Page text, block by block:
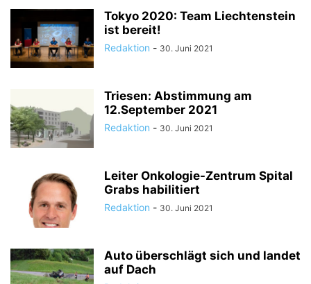
Tokyo 2020: Team Liechtenstein
ist bereit!
Redaktion - 30. Juni 2021
Triesen: Abstimmung am
12.September 2021
Redaktion - 30. Juni 2021
Leiter Onkologie-Zentrum Spital
Grabs habilitiert
Redaktion - 30. Juni 2021
Auto überschlägt sich und landet
auf Dach